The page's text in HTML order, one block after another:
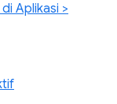
Aplikasi >